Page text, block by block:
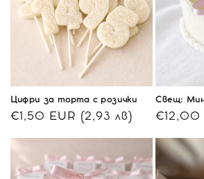
Цифри за торта с розички
Обичайна
€1,50 EUR (2,93 лв)
Свещ:
€12,00